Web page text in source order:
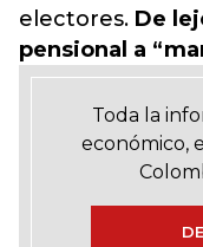
electores. De
pensional a
Toda la
económico,